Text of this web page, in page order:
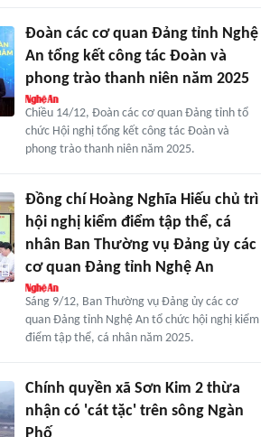
Đoàn các cơ quan Đảng tỉnh Nghệ
An tổng kết công tác Đoàn và
phong trào thanh niên năm 2025
Chiều 14/12, Đoàn các cơ quan Đảng tỉnh tổ
chức Hội nghị tổng kết công tác Đoàn và
phong trào thanh niên năm 2025.
Đồng chí Hoàng Nghĩa Hiếu chủ trì
hội nghị kiểm điểm tập thể, cá
nhân Ban Thường vụ Đảng ủy các
cơ quan Đảng tỉnh Nghệ An
Sáng 9/12, Ban Thường vụ Đảng ủy các cơ
quan Đảng tỉnh Nghệ An tổ chức hội nghị kiểm
điểm tập thể, cá nhân năm 2025.
Chính quyền xã Sơn Kim 2 thừa
nhận có 'cát tặc' trên sông Ngàn
Phố